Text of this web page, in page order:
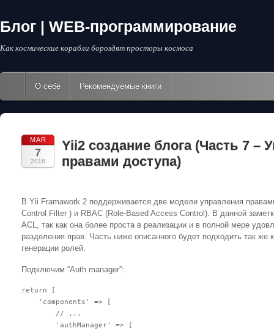
Блог | WEB-программирование
Как космические корабли бороздят просторы космоса
О себе Рекомендуемые книги
MAR
7
2016
Yii2 создание блога (Часть 7 –
правами доступа)
В Yii Framawork 2 поддерживается две модели управления
Control Filter ) и RBAC (Role-Based Access Control). В данной
ACL, так как она более проста в реализации и в полной мере
разделения прав. Часть ниже описанного будет подходить так же
генерации ролей.
Подключим “Auth manager”:
return [
    'components' => [
        // ...
        'authManager' => [